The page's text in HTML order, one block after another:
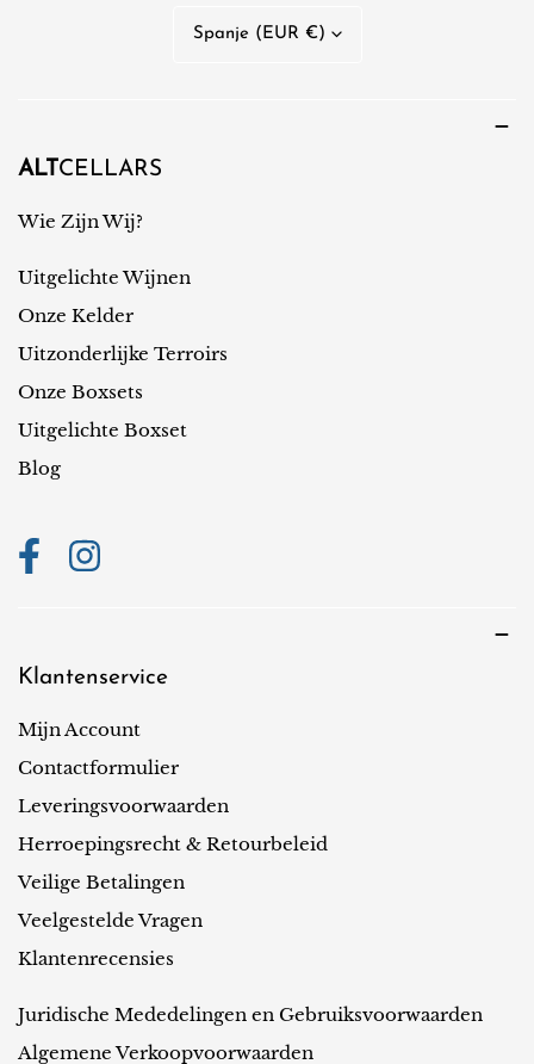
/
r
g
i
o
Spanje (EUR €)
ALT CELLARS
Wie Zijn Wij?
Uitgelichte Wijnen
Onze Kelder
Uitzonderlijke Terroirs
Onze Boxsets
Uitgelichte Boxset
Blog
Klantenservice
Mijn Account
Contactformulier
Leveringsvoorwaarden
Herroepingsrecht & Retourbeleid
Veilige Betalingen
Veelgestelde Vragen
Klantenrecensies
Juridische Mededelingen en Gebruiksvoorwaarden
Algemene Verkoopvoorwaarden